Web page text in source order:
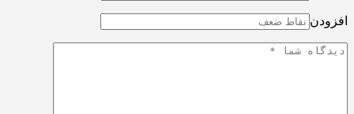
افزودن